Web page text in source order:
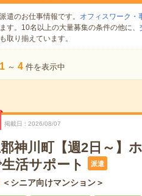
遣のお仕事情報です。 オフィスワーク・
す。10名以上の大量募集の条件の他に、
取り揃えています。
1 ～ 4 件を表示中
掲載日 2026/08/07
神川町【週2日～】
活サポート
派遣
＜シニア向けマンション＞